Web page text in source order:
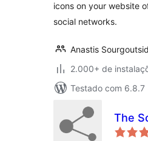
icons on your website
social networks.
Anastis
2.000+ de
Testado com 6.8.7
The